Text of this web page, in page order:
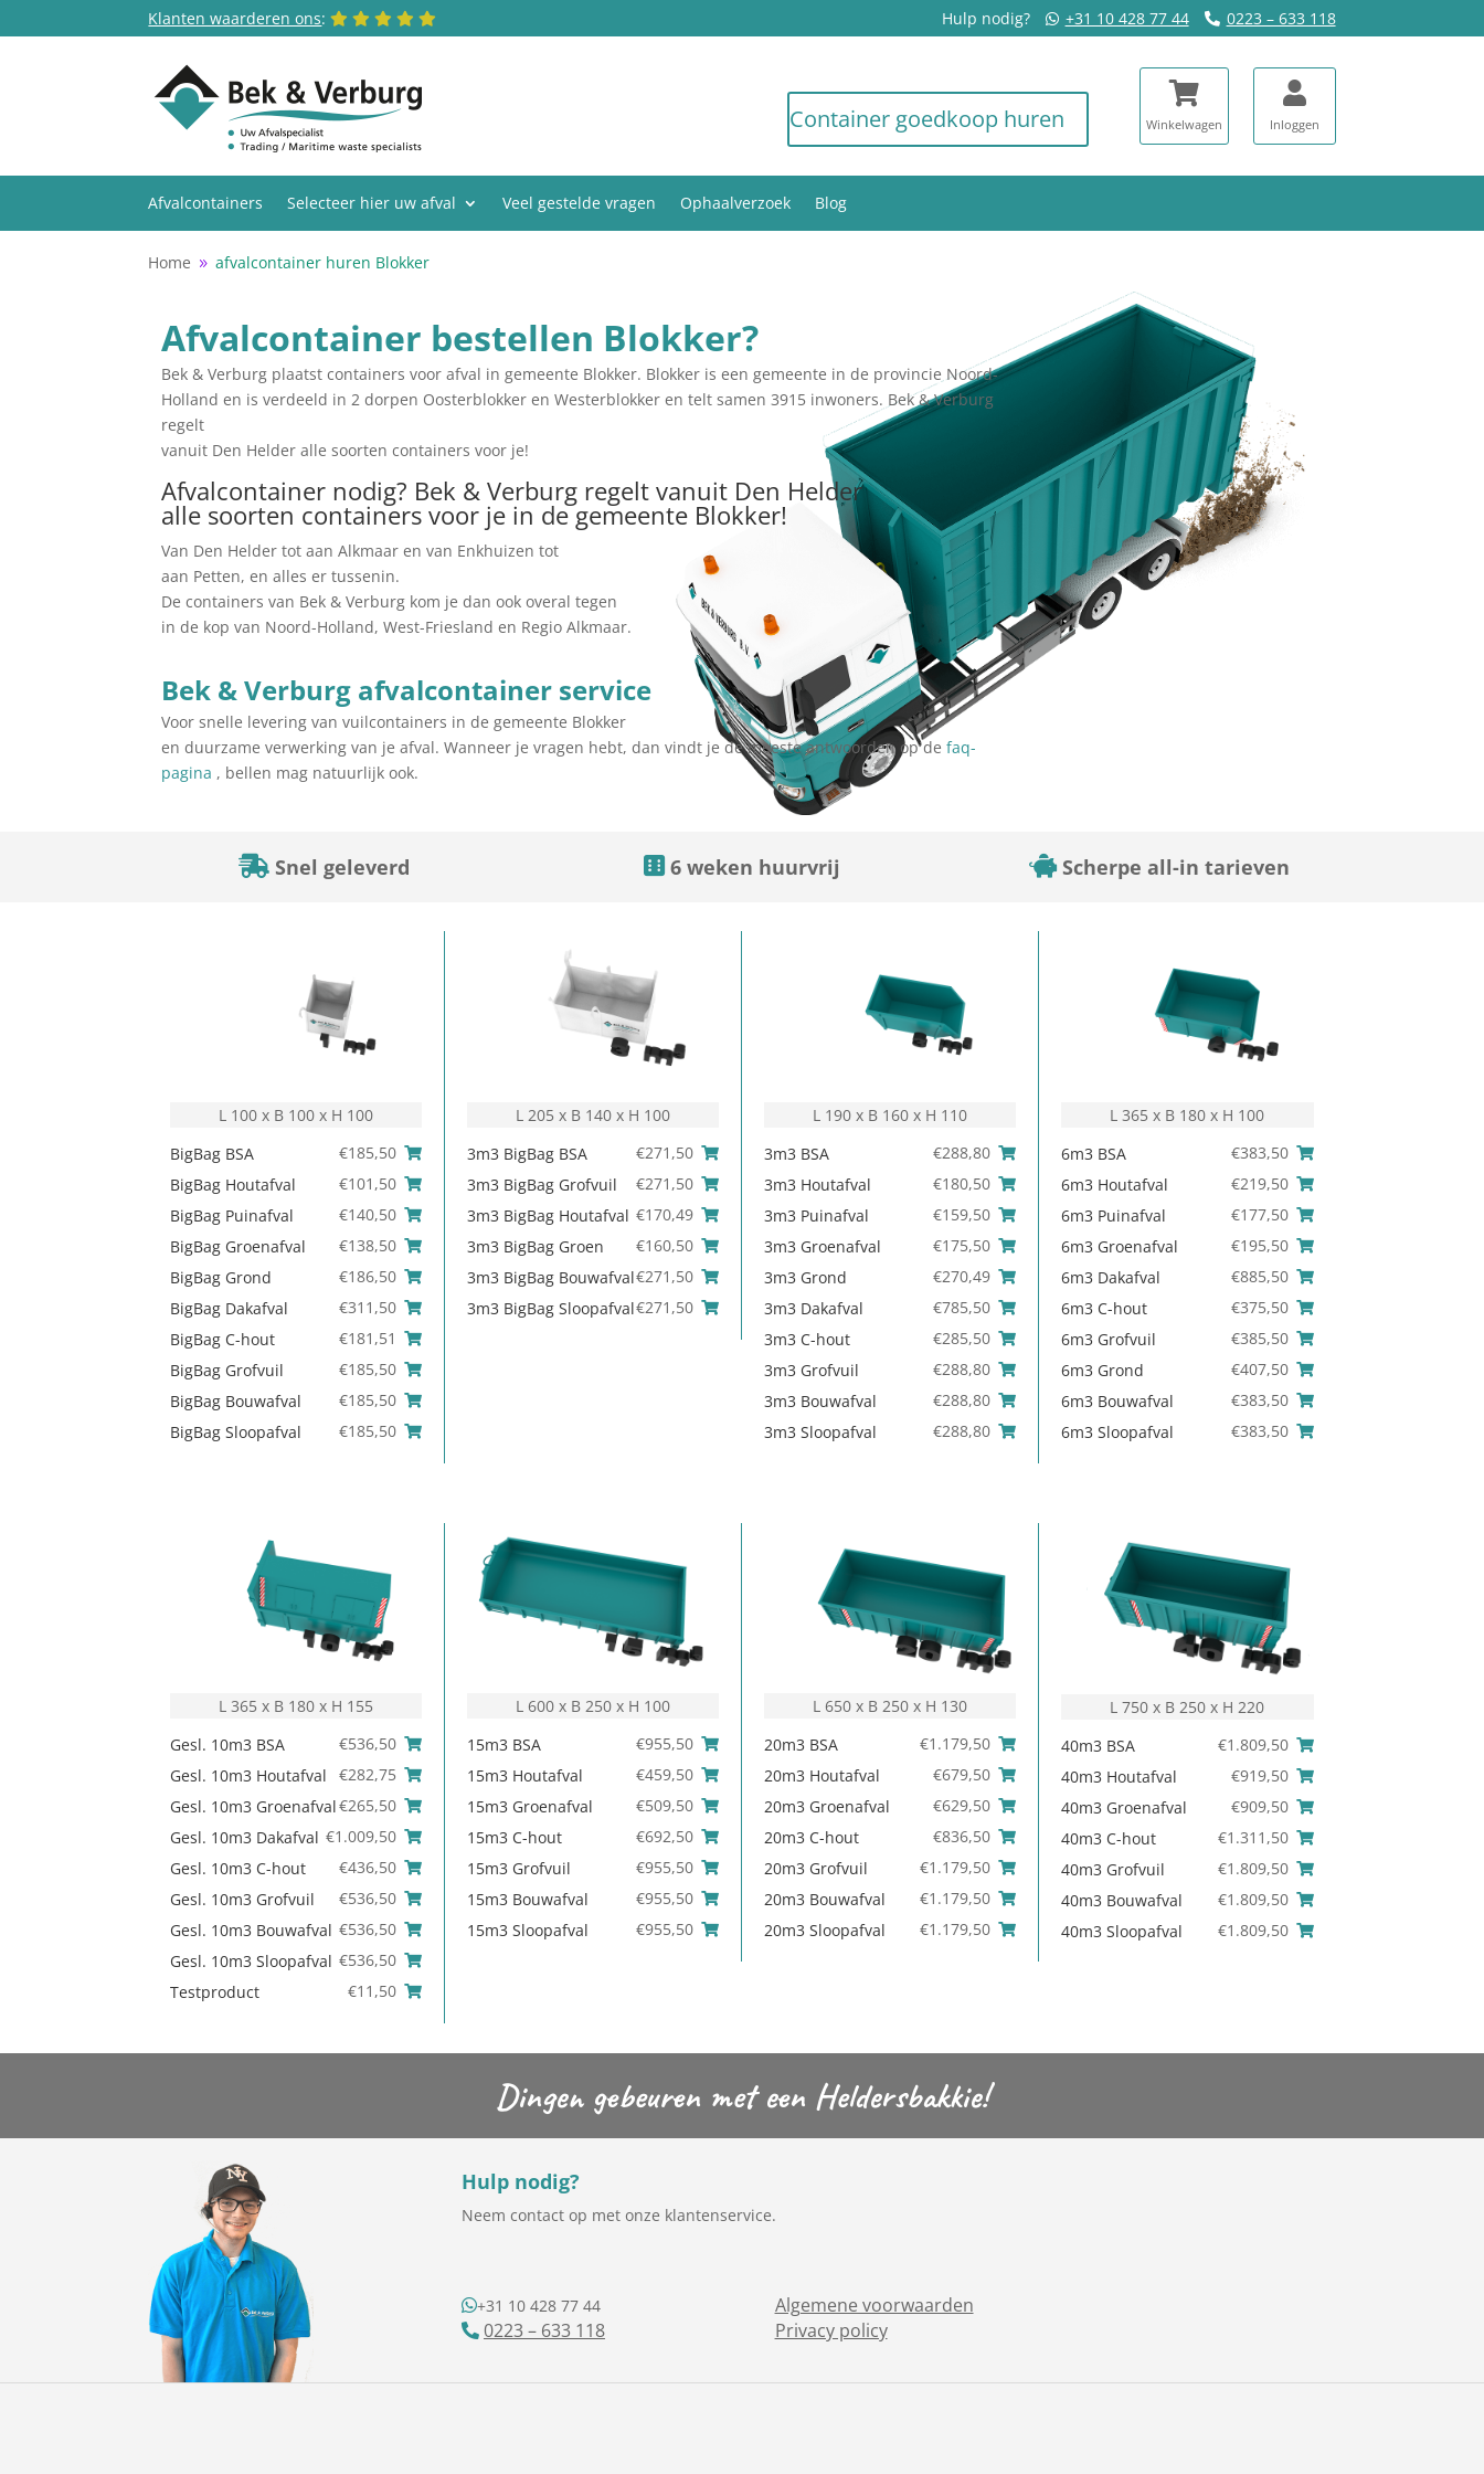
Klanten waarderen ons: Hulp nodig? +31 10 428 77 44 0223 – 633 118
Container goedkoop huren
Afvalcontainers Selecteer hier uw afval Veel gestelde vragen Ophaalverzoek Blog
Home 9 afvalcontainer huren Blokker
Afvalcontainer bestellen Blokker?
Bek & Verburg plaatst containers voor afval in gemeente Blokker. Blokker is een gemeente in de provincie Noord-
Holland en is verdeeld in 2 dorpen Oosterblokker en Westerblokker en telt samen 3915 inwoners. Bek & Verburg
regelt
vanuit Den Helder alle soorten containers voor je!
Afvalcontainer nodig? Bek & Verburg regelt vanuit Den Helder
alle soorten containers voor je in de gemeente Blokker!
Van Den Helder tot aan Alkmaar en van Enkhuizen tot
aan Petten, en alles er tussenin.
De containers van Bek & Verburg kom je dan ook overal tegen
in de kop van Noord-Holland, West-Friesland en Regio Alkmaar.
Bek & Verburg afvalcontainer service
Voor snelle levering van vuilcontainers in de gemeente Blokker
en duurzame verwerking van je afval. Wanneer je vragen hebt, dan vindt je de meeste antwoorden op defaq-
pagina , bellen mag natuurlijk ook.
Snel geleverd 6 weken huurvrij Scherpe all-in tarieven
L 100 x B 100 x H 100
BigBag BSA
€185,50
BigBag Houtafval
€101,50
BigBag Puinafval
€140,50
BigBag Groenafval
€138,50
BigBag Grond
€186,50
BigBag Dakafval
€311,50
BigBag C-hout
€181,51
BigBag Grofvuil
€185,50
BigBag Bouwafval
€185,50
BigBag Sloopafval
€185,50
L 205 x B 140 x H 100
3m3 BigBag BSA
€271,50
3m3 BigBag Grofvuil
€271,50
3m3 BigBag Houtafval €170,49
3m3 BigBag Groen
€160,50
3m3 BigBag Bouwafval€271,50
3m3 BigBag Sloopafval€271,50
L 190 x B 160 x H 110
3m3 BSA
€288,80
3m3 Houtafval
€180,50
3m3 Puinafval
€159,50
3m3 Groenafval
€175,50
3m3 Grond
€270,49
3m3 Dakafval
€785,50
3m3 C-hout
€285,50
3m3 Grofvuil
€288,80
3m3 Bouwafval
€288,80
3m3 Sloopafval
€288,80
L 365 x B 180 x H 100
6m3 BSA
€383,50
6m3 Houtafval
€219,50
6m3 Puinafval
€177,50
6m3 Groenafval
€195,50
6m3 Dakafval
€885,50
6m3 C-hout
€375,50
6m3 Grofvuil
€385,50
6m3 Grond
€407,50
6m3 Bouwafval
€383,50
6m3 Sloopafval
€383,50
L 365 x B 180 x H 155
Gesl. 10m3 BSA
€536,50
Gesl. 10m3 Houtafval
€282,75
Gesl. 10m3 Groenafval€265,50
Gesl. 10m3 Dakafval €1.009,50
Gesl. 10m3 C-hout
€436,50
Gesl. 10m3 Grofvuil
€536,50
Gesl. 10m3 Bouwafval €536,50
Gesl. 10m3 Sloopafval €536,50
Testproduct
€11,50
L 600 x B 250 x H 100
15m3 BSA
€955,50
15m3 Houtafval
€459,50
15m3 Groenafval
€509,50
15m3 C-hout
€692,50
15m3 Grofvuil
€955,50
15m3 Bouwafval
€955,50
15m3 Sloopafval
€955,50
L 650 x B 250 x H 130
20m3 BSA
€1.179,50
20m3 Houtafval
€679,50
20m3 Groenafval
€629,50
20m3 C-hout
€836,50
20m3 Grofvuil
€1.179,50
20m3 Bouwafval
€1.179,50
20m3 Sloopafval
€1.179,50
L 750 x B 250 x H 220
40m3 BSA
€1.809,50
40m3 Houtafval
€919,50
40m3 Groenafval
€909,50
40m3 C-hout
€1.311,50
40m3 Grofvuil
€1.809,50
40m3 Bouwafval
€1.809,50
40m3 Sloopafval
€1.809,50
Dingen gebeuren met een Heldersbakkie!
Hulp nodig?
Neem contact op met onze klantenservice.
+31 10 428 77 44
0223 – 633 118
Algemene voorwaarden
Privacy policy